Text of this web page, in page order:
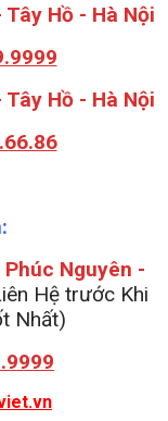
Hồ - Hà Nội
Hồ - Hà Nội
Nguyên -
Hệ trước Khi
Nhất)